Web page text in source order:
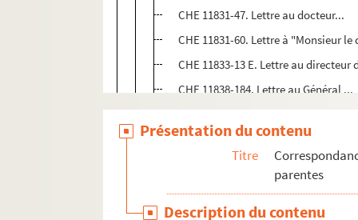
CHE 11831-47. Lettre au docteur...
CHE 11831-60. Lettre à "Monsieur le
CHE 11833-13 E. Lettre au
CHE 11838-184. Lettre au Général ...
CHE 11831-31 ; CHE 11839-12 ; 31-
CHE 11831-15 ; CHE 11831-17 ;
34007. Correspondance avec
Lettres adressées à Elisa de Chénier
Présentation du contenu
Titre
parentes
Description du contenu